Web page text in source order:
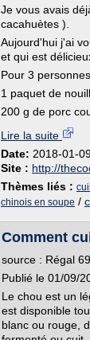
Je vous avais
cacahuètes ).
Aujourd'hui j'ai
et qui est
Pour 3
1 paquet de
200 g de porc
Lire la suite
Date: 2018-01-
Site : http://
Thèmes liés :
chinois en soupe /
Comment
source : Régal 69
Publié le 01/09/
Le chou est un
est disponible
blanc ou rouge,